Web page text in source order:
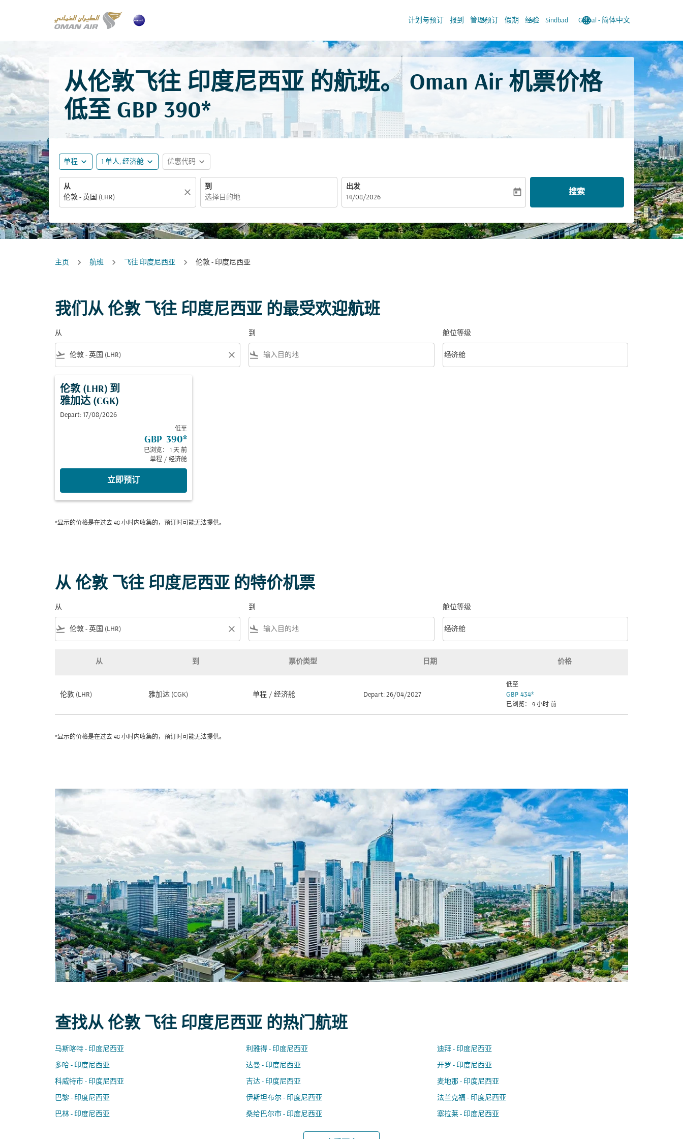
计划与预订
keyboard_arrow_down 报到 管理预订
keyboard_arrow_down 假期 经验
keyboard_arrow_down Sindbad language
Global - 简体中文
keyboard_arrow_down
从伦敦飞往 印度尼西亚 的航班。 Oman Air 机票价格
低至 GBP 390*
单程 expand_more 1 单人, 经济舱 expand_more 优惠代码 expand_more
从
close
到
出发
fc-booking-departure-date-aria-label
14/08/2026
today 搜索
主页 航班 飞往 印度尼西亚 伦敦 - 印度尼西亚
我们从 伦敦 飞往 印度尼西亚 的最受欢迎航班
从
flight_takeoff close
到
flight_land
舱位等级
舱位等级 option 经济舱 Selected
经济舱
keyboard_arrow_down
伦敦 (LHR) 到
雅加达 (CGK)
Depart: 17/08/2026
低至
GBP 390*
已浏览： 1 天 前
单程 / 经济舱
立即预订
*显示的价格是在过去 48 小时内收集的，预订时可能无法提供。
从 伦敦 飞往 印度尼西亚 的特价机票
从
flight_takeoff close
到
flight_land
舱位等级
舱位等级 option 经济舱 Selected
经济舱
keyboard_arrow_down
从 到 票价类型 日期 价格
伦敦 (LHR) 雅加达 (CGK) 单程 / 经济舱 Depart: 26/04/2027
低至
GBP 434*
已浏览： 9 小时 前
*显示的价格是在过去 48 小时内收集的，预订时可能无法提供。
查找从 伦敦 飞往 印度尼西亚 的热门航班
马斯喀特 - 印度尼西亚 利雅得 - 印度尼西亚 迪拜 - 印度尼西亚
多哈 - 印度尼西亚 达曼 - 印度尼西亚 开罗 - 印度尼西亚
科威特市 - 印度尼西亚 吉达 - 印度尼西亚 麦地那 - 印度尼西亚
巴黎 - 印度尼西亚 伊斯坦布尔 - 印度尼西亚 法兰克福 - 印度尼西亚
巴林 - 印度尼西亚 桑给巴尔市 - 印度尼西亚 塞拉莱 - 印度尼西亚